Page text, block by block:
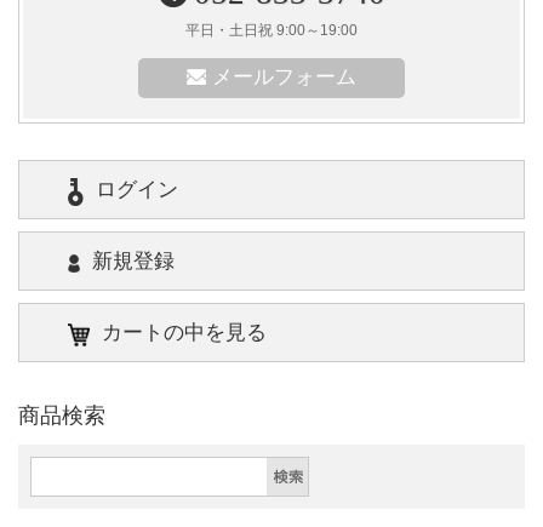
平日・土日祝 9:00～19:00
メールフォーム
ログイン
新規登録
カートの中を見る
商品検索